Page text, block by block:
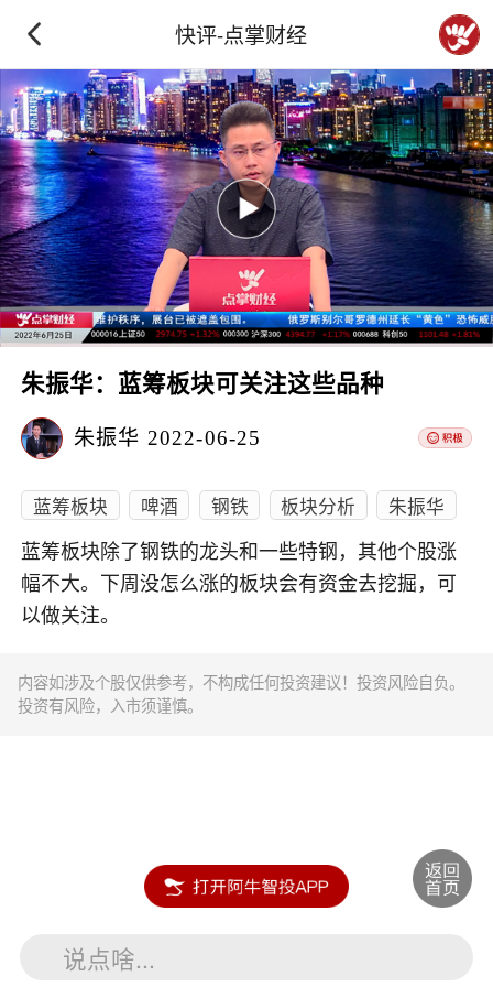
快评-点掌财经
朱振华：蓝筹板块可关注这些品种
朱振华 2022-06-25
蓝筹板块 啤酒 钢铁 板块分析 朱振华
蓝筹板块除了钢铁的龙头和一些特钢，其他个股涨
幅不大。下周没怎么涨的板块会有资金去挖掘，可
以做关注。
内容如涉及个股仅供参考，不构成任何投资建议！投资风险自负。
投资有风险，入市须谨慎。
说点啥...